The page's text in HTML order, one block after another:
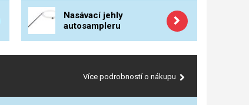
Nasávací jehly
autosampleru
Více podrobností o nákupu